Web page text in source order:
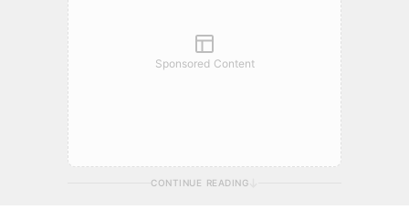
Sponsored Content
CONTINUE READING